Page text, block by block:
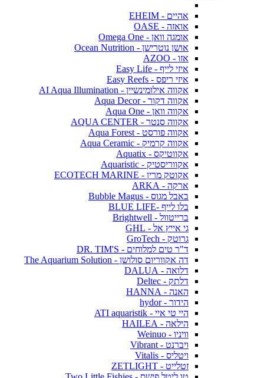
אהיים - EHEIM
אואזה - OASE
אומגה וואן - Omega One
אושן נוטרישן - Ocean Nutrition
אזו - AZOO
איזי לייף - Easy Life
איזי ריפס - Easy Reefs
אקווה אילומינשיין - AI Aqua Illumination
אקווה דקור - Aqua Decor
אקווה וואן - Aqua One
אקווה סנטר - AQUA CENTER
אקווה פורסט - Aqua Forest
אקווה קרמיק - Aqua Ceramic
אקווטיקס - Aquatix
אקווריסטיק - Aquaristic
אקוטק מרין - ECOTECH MARINE
ארקה - ARKA
באבל מגוס - Bubble Magus
בלו לייף -BLUE LIFE
ברייטוול - Brightwell
גי אייץ אל - GHL
גרוטק - GroTech
ד"ר טים למלוחים - DR. TIM'S
דה אקווריום סולושן - The Aquarium Solution
דלואה - DALUA
דלתק - Deltec
האנה - HANNA
הידור - hydor
היי טי איי - ATI aquaristik
הילאה - HAILEA
וויניו - Weinuo
ויברנט - Vibrant
ויטליס - Vitalis
זטלייט - ZETLIGHT